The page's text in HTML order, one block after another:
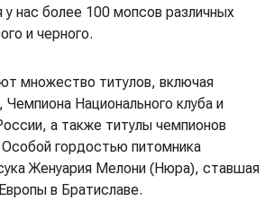
нас более 100 мопсов различных
и черного.
множество титулов, включая
Национального клуба и
а также титулы чемпионов
гордостью питомника
Женуария Мелони (Нюра), ставшая
в Братиславе.